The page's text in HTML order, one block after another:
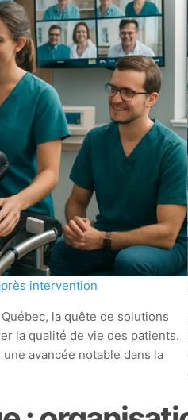
intervention
la quête de solutions
la qualité de vie des patients.
avancée notable dans la